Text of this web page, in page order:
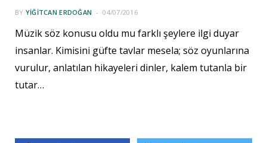
BY YIĞITCAN ERDOĞAN 04/07/2016
Müzik söz konusu oldu mu farklı şeylere ilgi duyar
insanlar. Kimisini güfte tavlar mesela; söz oyunlarına
vurulur, anlatılan hikayeleri dinler, kalem tutanla bir
tutar…